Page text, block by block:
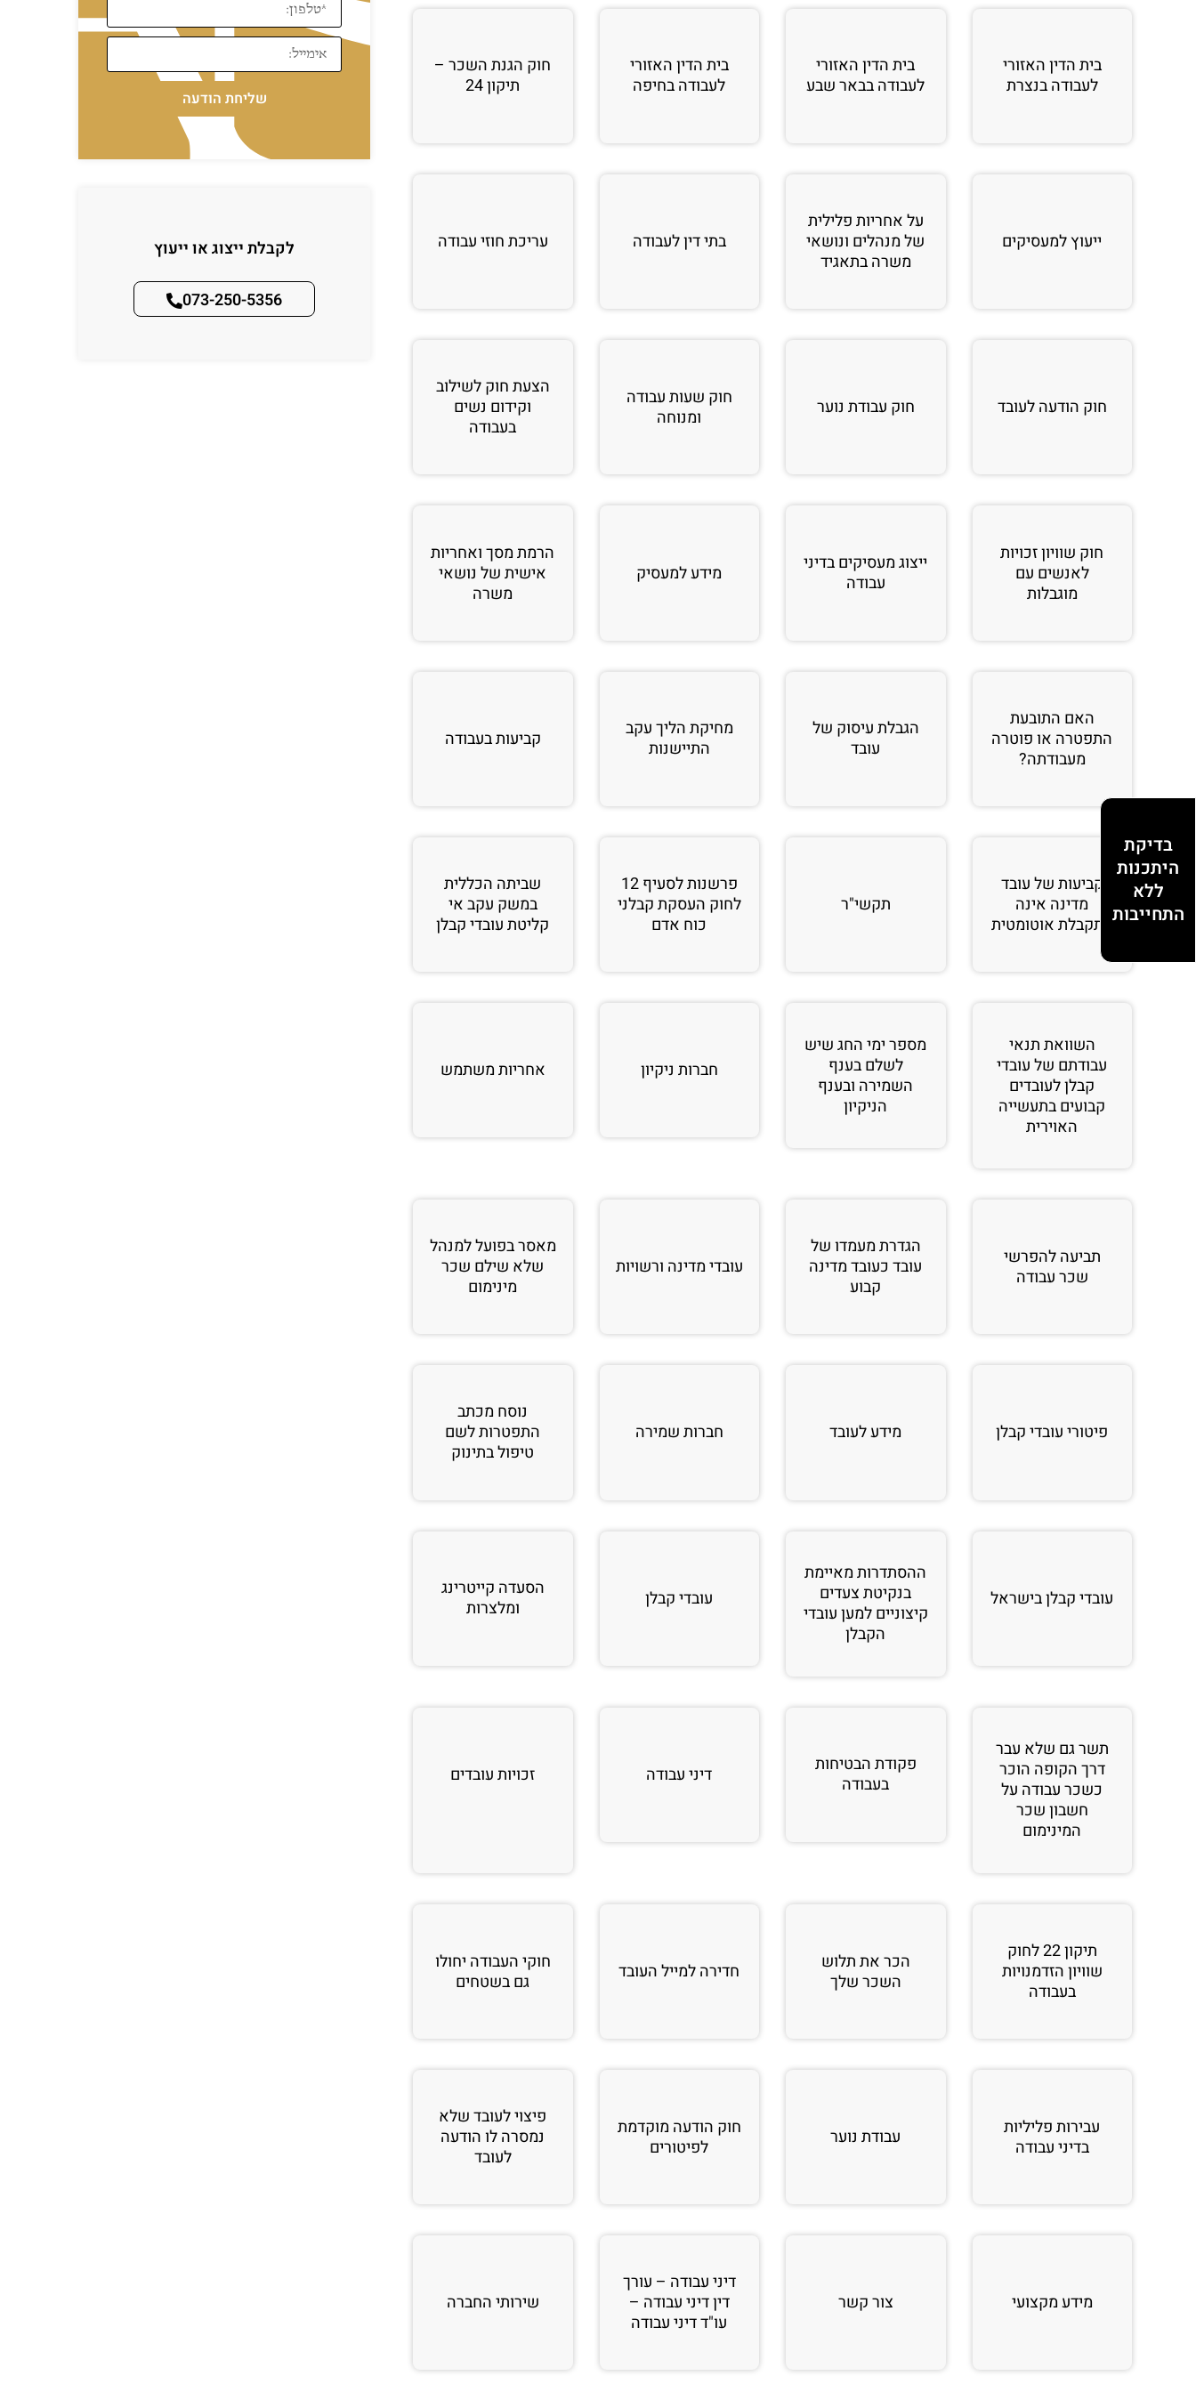
בדיקת
היתכנות
ללא
התחייבות
בית הדין האזורי
לעבודה בנצרת
בית הדין האזורי
לעבודה בבאר שבע
בית הדין האזורי
לעבודה בחיפה
חוק הגנת השכר –
תיקון 24
ייעוץ למעסיקים
על אחריות פלילית
של מנהלים ונושאי
משרה בתאגיד
בתי דין לעבודה עריכת חוזי עבודה
חוק הודעה לעובד חוק עבודת נוער
חוק שעות עבודה
ומנוחה
הצעת חוק לשילוב
וקידום נשים
בעבודה
חוק שוויון זכויות
לאנשים עם
מוגבלות
ייצוג מעסיקים בדיני
עבודה
מידע למעסיק
הרמת מסך ואחריות
אישית של נושאי
משרה
האם התובעת
התפטרה או פוטרה
מעבודתה?
הגבלת עיסוק של
עובד
מחיקת הליך עקב
התיישנות
קביעות בעבודה
קביעות של עובד
מדינה אינה
מתקבלת אוטומטית
תקשי"ר
פרשנות לסעיף 12
לחוק העסקת קבלני
כוח אדם
שביתה הכללית
במשק עקב אי
קליטת עובדי קבלן
השוואת תנאי
עבודתם של עובדי
קבלן לעובדים
קבועים בתעשייה
האוירית
מספר ימי החג שיש
לשלם בענף
השמירה ובענף
הניקיון
חברות ניקיון אחריות משתמש
תביעה להפרשי
שכר עבודה
הגדרת מעמדו של
עובד כעובד מדינה
קבוע
עובדי מדינה ורשויות
מאסר בפועל למנהל
שלא שילם שכר
מינימום
פיטורי עובדי קבלן מידע לעובד חברות שמירה
נוסח מכתב
התפטרות לשם
טיפול בתינוק
עובדי קבלן בישראל
ההסתדרות מאיימת
בנקיטת צעדים
קיצוניים למען עובדי
הקבלן
עובדי קבלן
הסעדה קייטרינג
ומלצרות
תשר גם שלא עבר
דרך הקופה הוכר
כשכר עבודה על
חשבון שכר
המינימום
פקודת הבטיחות
בעבודה
דיני עבודה זכויות עובדים
תיקון 22 לחוק
שוויון הזדמנויות
בעבודה
הכר את תלוש
השכר שלך
חדירה למייל העובד
חוקי העבודה יחולו
גם בשטחים
עבירות פליליות
בדיני עבודה
עבודת נוער
חוק הודעה מוקדמת
לפיטורים
פיצוי לעובד שלא
נמסרה לו הודעה
לעובד
מידע מקצועי צור קשר
דיני עבודה – עורך
דין דיני עבודה –
עו"ד דיני עבודה
שירותי החברה
שליחת הודעה
לקבלת ייצוג או ייעוץ
073-250-5356